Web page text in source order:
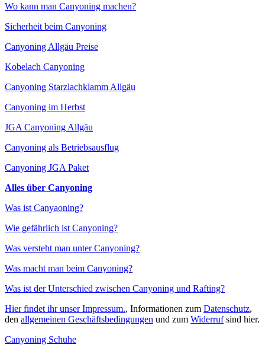
Wo kann man Canyoning machen?
Sicherheit beim Canyoning
Canyoning Allgäu Preise
Kobelach Canyoning
Canyoning Starzlachklamm Allgäu
Canyoning im Herbst
JGA Canyoning Allgäu
Canyoning als Betriebsausflug
Canyoning JGA Paket
Alles über Canyoning
Was ist Canyaoning?
Wie gefährlich ist Canyoning?
Was versteht man unter Canyoning?
Was macht man beim Canyoning?
Was ist der Unterschied zwischen Canyoning und Rafting?
Hier findet ihr unser Impressum., Informationen zum Datenschutz,
den allgemeinen Geschäftsbedingungen und zum Widerrufsind hier.
Canyoning Schuhe